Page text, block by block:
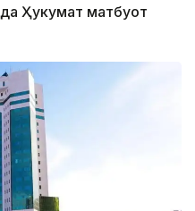
Ҳукумат матбуот